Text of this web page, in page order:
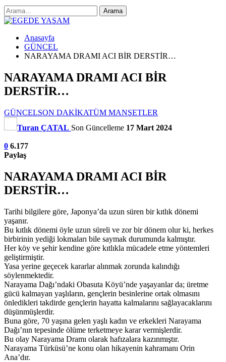
Anasayfa
GÜNCEL
NARAYAMA DRAMI ACI BİR DERSTİR…
NARAYAMA DRAMI ACI BİR
DERSTİR…
GÜNCELSON DAKİKATÜM MANŞETLER
Turan ÇATAL Son Güncelleme 17 Mart 2024
0 6.177
Paylaş
NARAYAMA DRAMI ACI BİR
DERSTİR…
Tarihi bilgilere göre, Japonya’da uzun süren bir kıtlık dönemi
yaşanır.
Bu kıtlık dönemi öyle uzun süreli ve zor bir dönem olur ki, herkes
birbirinin yediği lokmaları bile saymak durumunda kalmıştır.
Her köy ve şehir kendine göre kıtlıkla mücadele etme yöntemleri
geliştirmiştir.
Yasa yerine geçecek kararlar alınmak zorunda kalındığı
söylenmektedir.
Narayama Dağı’ndaki Obasuta Köyü’nde yaşayanlar da; üretme
gücü kalmayan yaşlıların, gençlerin besinlerine ortak olmasını
önledikleri takdirde gençlerin hayatta kalmalarını sağlayacaklarını
düşünmüşlerdir.
Buna göre, 70 yaşına gelen yaşlı kadın ve erkekleri Narayama
Dağı’nın tepesinde ölüme terketmeye karar vermişlerdir.
Bu olay Narayama Dramı olarak hafızalara kazınmıştır.
Narayama Türküsü’ne konu olan hikayenin kahramanı Orin
Ana’dır.